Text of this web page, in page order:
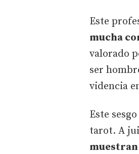
Este
mucha
valorado
ser
videncia
Este
tarot. A